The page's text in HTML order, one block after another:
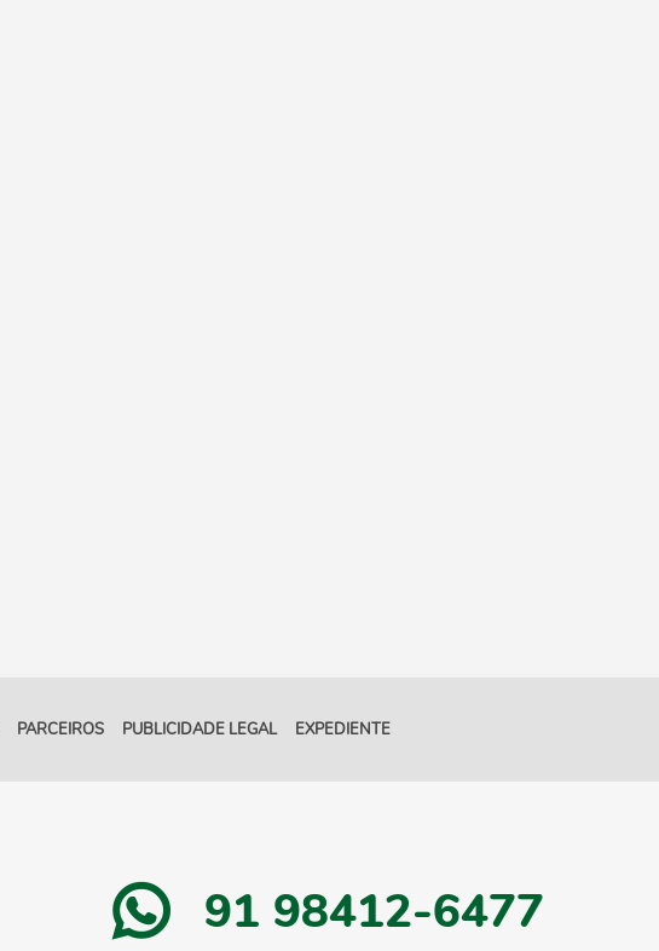
PARCEIROS PUBLICIDADE LEGAL EXPEDIENTE
91 98412-6477